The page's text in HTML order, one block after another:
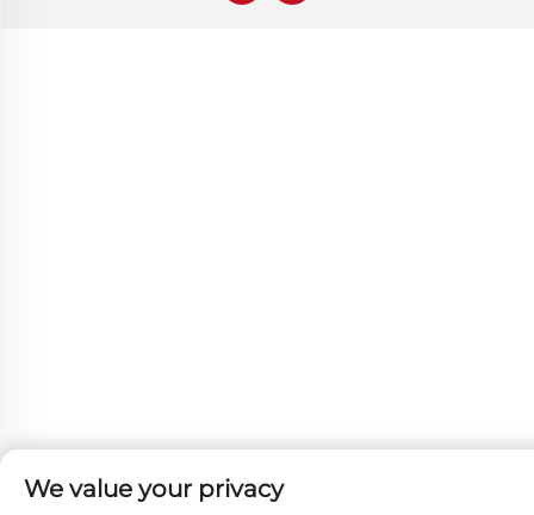
We value your privacy